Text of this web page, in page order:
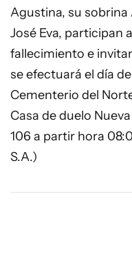
Agustina, su
José Eva, participan
fallecimiento e
se efectuará el día
Cementerio del
Casa de duelo
106 a partir hora
S.A.)